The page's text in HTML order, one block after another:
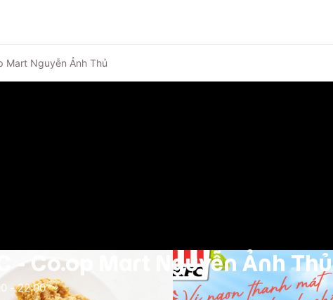
Mart Nguyễn Ảnh Thủ
- Co.op Mart Nguyễn Ảnh Thủ
- 22:00